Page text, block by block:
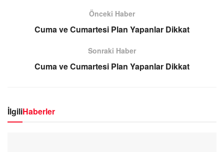
Önceki Haber
Cuma ve Cumartesi Plan Yapanlar Dikkat
Sonraki Haber
Cuma ve Cumartesi Plan Yapanlar Dikkat
İlgiliHaberler